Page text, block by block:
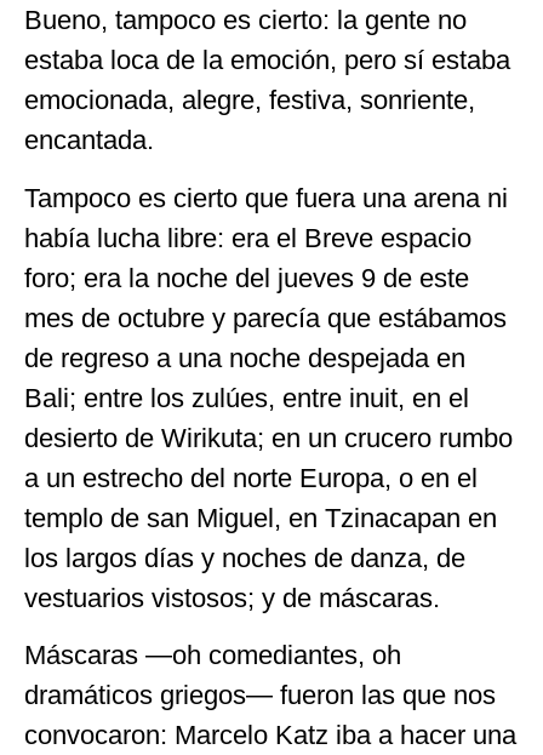
Bueno, tampoco es cierto: la gente no
estaba loca de la emoción, pero sí estaba
emocionada, alegre, festiva, sonriente,
encantada.
Tampoco es cierto que fuera una arena ni
había lucha libre: era el Breve espacio
foro; era la noche del jueves 9 de este
mes de octubre y parecía que estábamos
de regreso a una noche despejada en
Bali; entre los zulúes, entre inuit, en el
desierto de Wirikuta; en un crucero rumbo
a un estrecho del norte Europa, o en el
templo de san Miguel, en Tzinacapan en
los largos días y noches de danza, de
vestuarios vistosos; y de máscaras.
Máscaras —oh comediantes, oh
dramáticos griegos— fueron las que nos
convocaron: Marcelo Katz iba a hacer una